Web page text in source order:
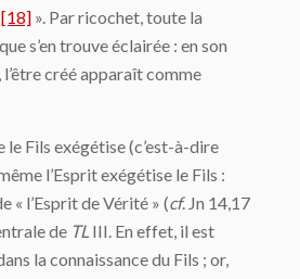
[18] ». Par ricochet, toute la
s’en trouve éclairée : en son
créé apparaît comme
le Fils exégétise (c’est-à-dire
l’Esprit exégétise le Fils :
« l’Esprit de Vérité » (cf. Jn 14,17
de TL III. En effet, il est
la connaissance du Fils ; or,